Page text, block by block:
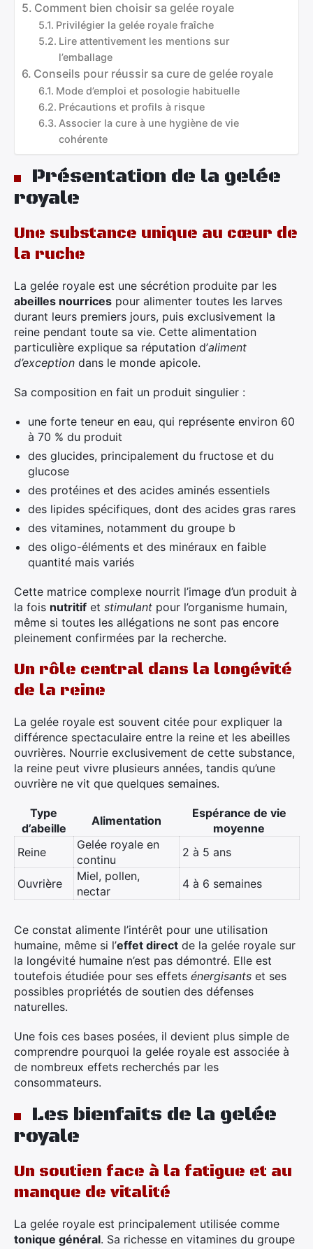
Comment bien choisir sa gelée royale
Privilégier la gelée royale fraîche
Lire attentivement les mentions sur
l’emballage
Conseils pour réussir sa cure de gelée royale
Mode d’emploi et posologie habituelle
Précautions et profils à risque
Associer la cure à une hygiène de vie
cohérente
Présentation de la gelée
royale
Une substance unique au cœur de
la ruche
La gelée royale est une sécrétion produite par les
abeilles nourrices pour alimenter toutes les larves
durant leurs premiers jours, puis exclusivement la
reine pendant toute sa vie. Cette alimentation
particulière explique sa réputation d’aliment
d’exception dans le monde apicole.
Sa composition en fait un produit singulier :
une forte teneur en eau, qui représente environ 60
à 70 % du produit
des glucides, principalement du fructose et du
glucose
des protéines et des acides aminés essentiels
des lipides spécifiques, dont des acides gras rares
des vitamines, notamment du groupe b
des oligo-éléments et des minéraux en faible
quantité mais variés
Cette matrice complexe nourrit l’image d’un produit à
la fois nutritif et stimulant pour l’organisme humain,
même si toutes les allégations ne sont pas encore
pleinement confirmées par la recherche.
Un rôle central dans la longévité
de la reine
La gelée royale est souvent citée pour expliquer la
différence spectaculaire entre la reine et les abeilles
ouvrières. Nourrie exclusivement de cette substance,
la reine peut vivre plusieurs années, tandis qu’une
ouvrière ne vit que quelques semaines.
Type
d’abeille
Alimentation
Espérance de vie
moyenne
Reine
Gelée royale en
continu
2 à 5 ans
Ouvrière
Miel, pollen,
nectar
4 à 6 semaines
Ce constat alimente l’intérêt pour une utilisation
humaine, même si l’effet direct de la gelée royale sur
la longévité humaine n’est pas démontré. Elle est
toutefois étudiée pour ses effets énergisants et ses
possibles propriétés de soutien des défenses
naturelles.
Une fois ces bases posées, il devient plus simple de
comprendre pourquoi la gelée royale est associée à
de nombreux effets recherchés par les
consommateurs.
Les bienfaits de la gelée
royale
Un soutien face à la fatigue et au
manque de vitalité
La gelée royale est principalement utilisée comme
tonique général. Sa richesse en vitamines du groupe